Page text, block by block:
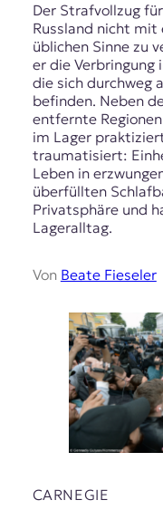
Der Strafvollzug
Russland nicht
üblichen Sinne zu
er die Verbringung
die sich durchweg
befinden. Neben
entfernte
im Lager
traumatisiert:
Leben in
überfüllten
Privatsphäre und
Lageralltag.
Von Beate Fieseler
CARNEGIE